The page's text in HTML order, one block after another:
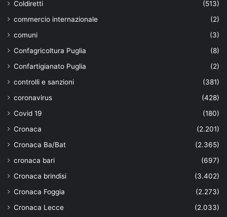
Coldiretti
(513)
commercio internazionale
(2)
comuni
(3)
Confagricoltura Puglia
(8)
Confartigianato Puglia
(2)
controlli e sanzioni
(381)
coronavirus
(428)
Covid 19
(180)
Cronaca
(2.201)
Cronaca Ba/Bat
(2.365)
cronaca bari
(697)
Cronaca brindisi
(3.402)
Cronaca Foggia
(2.273)
Cronaca Lecce
(2.033)